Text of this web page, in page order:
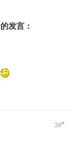
发言：
36#